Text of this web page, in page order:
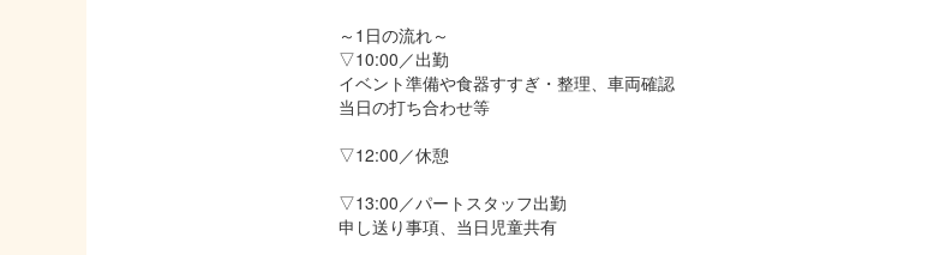
～1日の流れ～
▽10:00／出勤
イベント準備や食器すすぎ・整理、車両確認
当日の打ち合わせ等
▽12:00／休憩
▽13:00／パートスタッフ出勤
申し送り事項、当日児童共有